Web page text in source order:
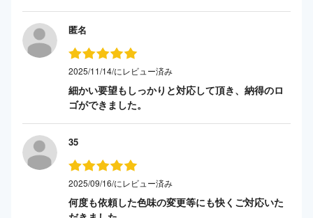
匿名
2025/11/14/にレビュー済み
細かい要望もしっかりと対応して頂き、納得のロ
ゴができました。
35
2025/09/16/にレビュー済み
何度も依頼した色味の変更等にも快くご対応いた